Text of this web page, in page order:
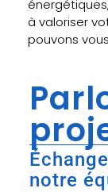
à valoriser
pouvons
notre